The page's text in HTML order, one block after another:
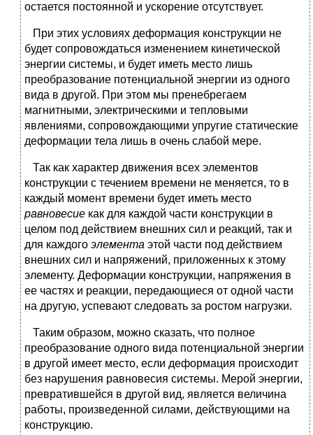
остается постоянной и ускорение отсутствует.
При этих условиях деформация конструкции не
будет сопровождаться изменением кинетической
энергии системы, и будет иметь место лишь
преобразование потенциальной энергии из одного
вида в другой. При этом мы пренебрегаем
магнитными, электрическими и тепловыми
явлениями, сопровождающими упругие статические
деформации тела лишь в очень слабой мере.
Так как характер движения всех элементов
конструкции с течением времени не меняется, то в
каждый момент времени будет иметь место
равновесие как для каждой части конструкции в
целом под действием внешних сил и реакций, так и
для каждого элемента этой части под действием
внешних сил и напряжений, приложенных к этому
элементу. Деформации конструкции, напряжения в
ее частях и реакции, передающиеся от одной части
на другую, успевают следовать за ростом нагрузки.
Таким образом, можно сказать, что полное
преобразование одного вида потенциальной энергии
в другой имеет место, если деформация происходит
без нарушения равновесия системы. Мерой энергии,
превратившейся в другой вид, является величина
работы, произведенной силами, действующими на
конструкцию.